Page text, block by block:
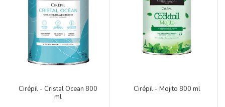
Cirépil - Cristal Ocean 800
ml
Cirépil - Mojito 800 ml